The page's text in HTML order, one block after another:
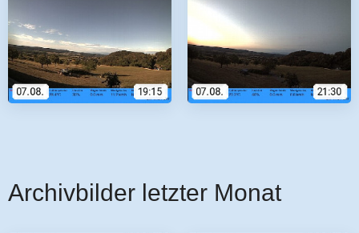
Archivbilder letzter Monat